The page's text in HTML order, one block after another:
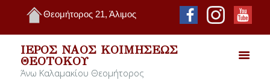
Θεομήτορος 21, Άλιμος
ΙΕΡΌΣ ΝΑΌΣ ΚΟΙΜΉΣΕΩΣ
ΘΕΟΤΌΚΟΥ
Άνω Καλαμακίου Θεομήτορος